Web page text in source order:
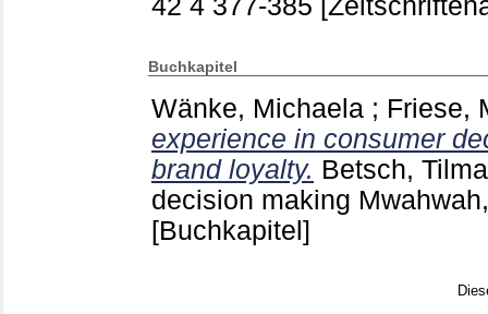
Buchkapitel
Wänke, Michaela ; Friese,
experience in consumer
brand loyalty. Betsch,
decision making
[Buchkapitel]